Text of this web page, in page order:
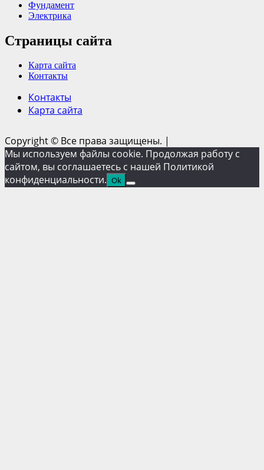
Фундамент
Электрика
Страницы сайта
Карта сайта
Контакты
Контакты
Карта сайта
Copyright © Все права защищены. |
Мы используем файлы cookie. Продолжая работу с
сайтом, вы соглашаетесь с нашей Политикой
конфиденциальности. Ok